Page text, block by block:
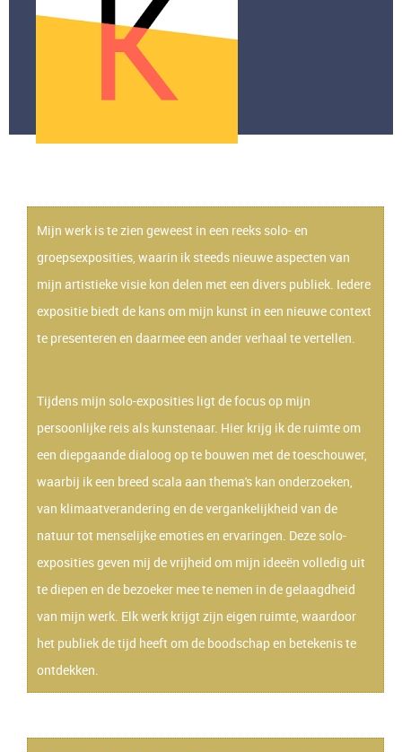
Mijn werk is te zien geweest in een reeks solo- en
groepsexposities, waarin ik steeds nieuwe aspecten van
mijn artistieke visie kon delen met een divers publiek. Iedere
expositie biedt de kans om mijn kunst in een nieuwe context
te presenteren en daarmee een ander verhaal te vertellen.
Tijdens mijn solo-exposities ligt de focus op mijn
persoonlijke reis als kunstenaar. Hier krijg ik de ruimte om
een diepgaande dialoog op te bouwen met de toeschouwer,
waarbij ik een breed scala aan thema's kan onderzoeken,
van klimaatverandering en de vergankelijkheid van de
natuur tot menselijke emoties en ervaringen. Deze solo-
exposities geven mij de vrijheid om mijn ideeën volledig uit
te diepen en de bezoeker mee te nemen in de gelaagdheid
van mijn werk. Elk werk krijgt zijn eigen ruimte, waardoor
het publiek de tijd heeft om de boodschap en betekenis te
ontdekken.